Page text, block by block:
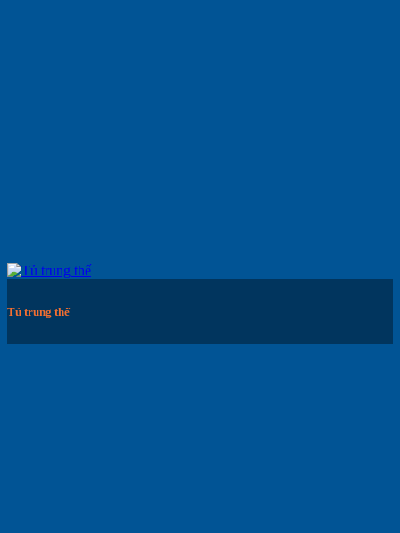
Tủ trung thế